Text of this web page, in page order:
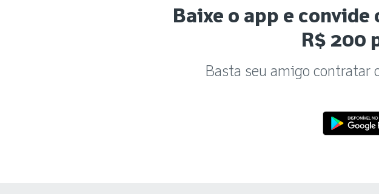
Baixe o app e
R$ 200
Basta seu amigo contratar